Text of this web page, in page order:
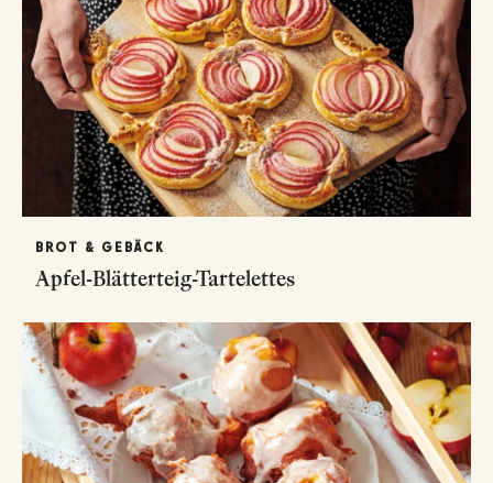
BROT & GEBÄCK
Apfel-Blätterteig-Tartelettes